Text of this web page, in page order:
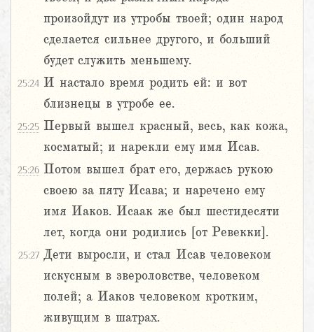
произойдут из утробы твоей; один народ
сделается сильнее другого, и больший
будет служить меньшему.
25:24 И настало время родить ей: и вот
близнецы в утробе ее.
25:25 Первый вышел красный, весь, как кожа,
косматый; и нарекли ему имя Исав.
25:26 Потом вышел брат его, держась рукою
своею за пяту Исава; и наречено ему
имя Иаков. Исаак же был шестидесяти
лет, когда они родились [от Ревекки].
25:27 Дети выросли, и стал Исав человеком
искусным в звероловстве, человеком
полей; а Иаков человеком кротким,
живущим в шатрах.